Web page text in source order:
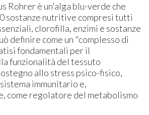
Rohrer è un'alga blu-verde che
sostanze nutritive compresi tutti
clorofilla, enzimi e sostanze
definire come un "complesso di
fondamentali per il
funzionalità del tessuto
allo stress psico-fisico,
immunitario e,
come regolatore del metabolismo